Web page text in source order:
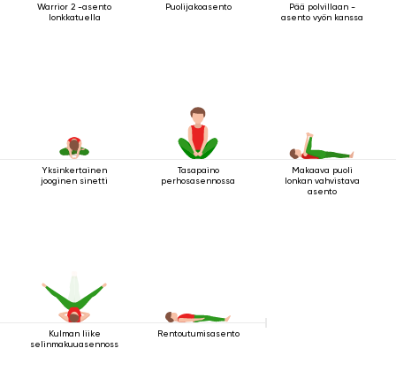
Warrior 2 -asento
lonkkatuella
Puolijakoasento
Pää polvillaan -
asento vyön kanssa
Yksinkertainen
jooginen sinetti
Tasapaino
perhosasennossa
Makaava puoli
lonkan vahvistava
asento
Kulman liike
selinmakuuasennossa
Rentoutumisasento